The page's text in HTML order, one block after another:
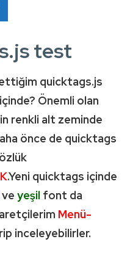
test
quicktags.js
Önemli olan
renkli alt zeminde
önce de quicktags
.Yeni quicktags içinde
ve yeşil font da
Menü-
inceleyebilirler.